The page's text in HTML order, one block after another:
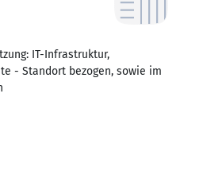
IT-Infrastruktur,
- Standort bezogen, sowie im